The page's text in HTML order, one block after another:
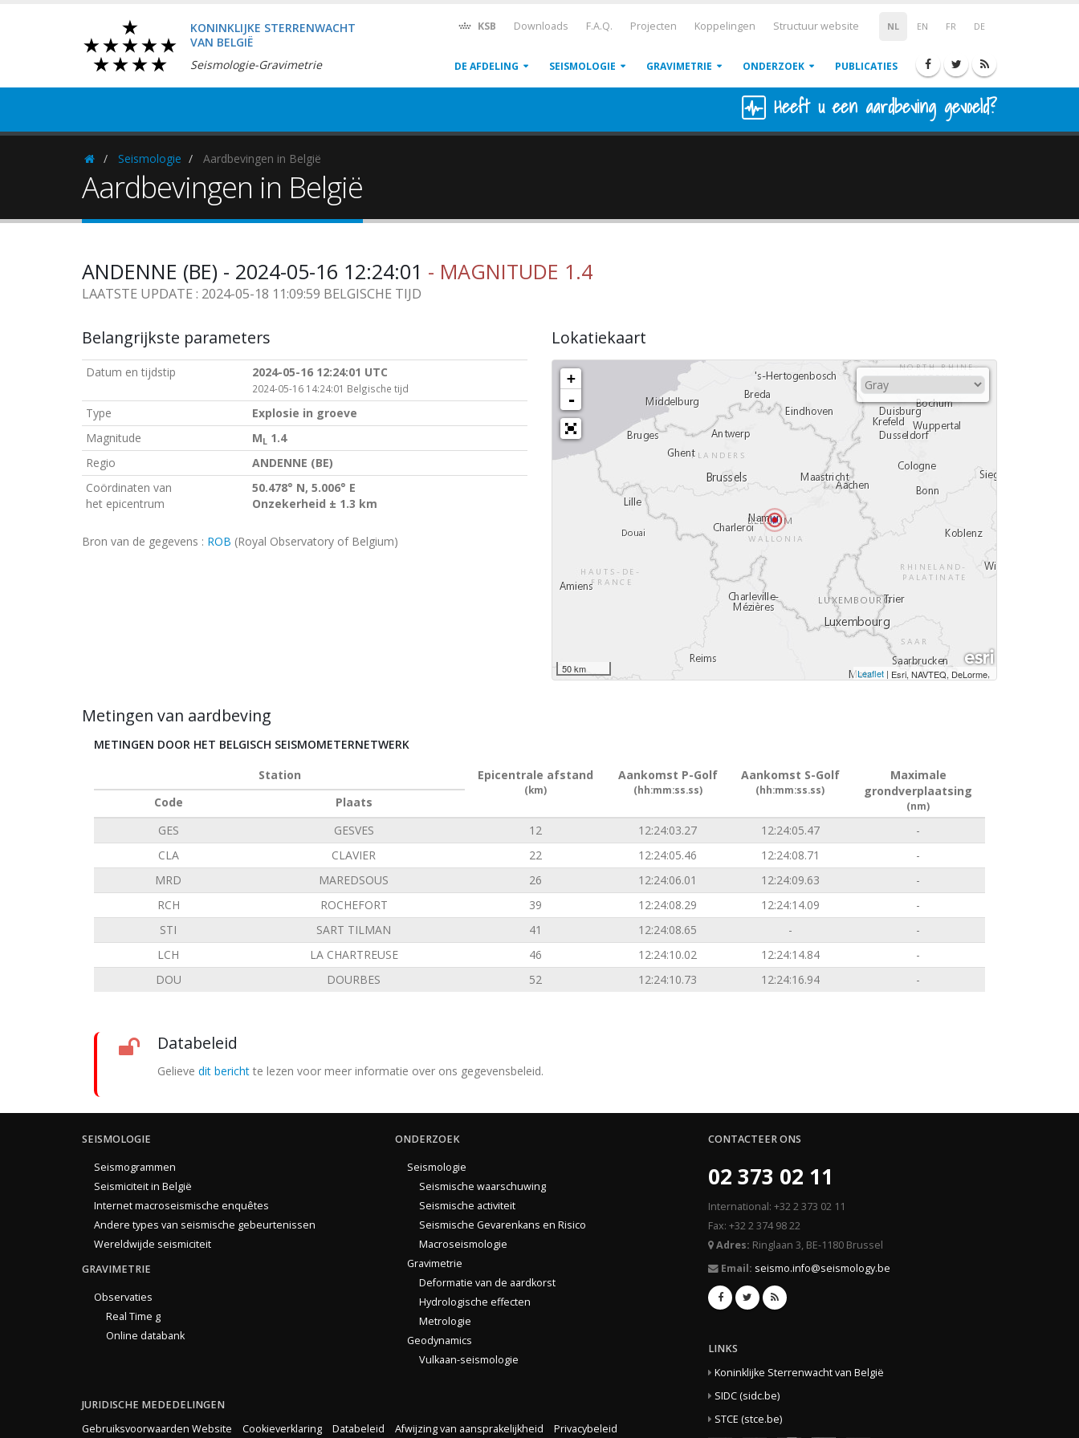
KONINKLIJKE STERRENWACHT
VAN BELGIË
Seismologie-Gravimetrie
NL EN FR DE
KSB Downloads F.A.Q. Projecten Koppelingen Structuur website
DE AFDELING SEISMOLOGIE GRAVIMETRIE ONDERZOEK PUBLICATIES
Heeft u een aardbeving gevoeld?
HomepageSeismologie Aardbevingen in België
Aardbevingen in België
ANDENNE (BE) - 2024-05-16 12:24:01 - MAGNITUDE 1.4
LAATSTE UPDATE : 2024-05-18 11:09:59 BELGISCHE TIJD
Belangrijkste parameters
Datum en tijdstip 2024-05-16 12:24:01 UTC
2024-05-16 14:24:01 Belgische tijd
Type
Explosie in groeve
Magnitude
ML 1.4
Regio
ANDENNE (BE)
Coördinaten van
het epicentrum
50.478° N, 5.006° E
Onzekerheid ± 1.3 km
Bron van de gegevens : ROB (Royal Observatory of Belgium)
Lokatiekaart
+
-
50 km Leaflet | Esri, NAVTEQ, DeLorme,
Metingen van aardbeving
METINGEN DOOR HET BELGISCH SEISMOMETERNETWERK
Station
Epicentrale afstand
(km)
Aankomst P-Golf
(hh:mm:ss.ss)
Aankomst S-Golf
(hh:mm:ss.ss)
Maximale
grondverplaatsing
(nm)
Code
Plaats
GES
GESVES 12 12:24:03.27 12:24:05.47
-
CLA
CLAVIER 22 12:24:05.46 12:24:08.71
-
MRD
MAREDSOUS 26 12:24:06.01 12:24:09.63
-
RCH
ROCHEFORT 39 12:24:08.29 12:24:14.09
-
STI
SART TILMAN 41 12:24:08.65 -
-
LCH
LA CHARTREUSE 46 12:24:10.02 12:24:14.84
-
DOU
DOURBES 52 12:24:10.73 12:24:16.94 -
Databeleid
Gelieve dit bericht te lezen voor meer informatie over ons gegevensbeleid.
SEISMOLOGIE
Seismogrammen
Seismiciteit in België
Internet macroseismische enquêtes
Andere types van seismische gebeurtenissen
Wereldwijde seismiciteit
GRAVIMETRIE
Observaties
Real Time g
Online databank
ONDERZOEK
Seismologie
Seismische waarschuwing
Seismische activiteit
Seismische Gevarenkans en Risico
Macroseismologie
Gravimetrie
Deformatie van de aardkorst
Hydrologische effecten
Metrologie
Geodynamics
Vulkaan-seismologie
JURIDISCHE MEDEDELINGEN
Gebruiksvoorwaarden Website
Cookieverklaring Databeleid Afwijzing van aansprakelijkheid Privacybeleid
CONTACTEER ONS
02 373 02 11
International: +32 2 373 02 11
Fax: +32 2 374 98 22
Adres: Ringlaan 3, BE-1180 Brussel
Email: seismo.info@seismology.be
LINKS
Koninklijke Sterrenwacht van België
SIDC (sidc.be)
STCE (stce.be)